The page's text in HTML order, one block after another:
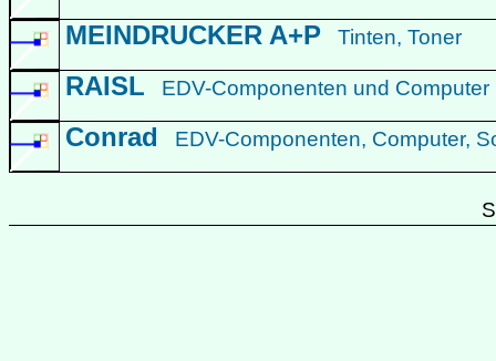
MEINDRUCKER A+P Tinten, Toner
RAISL EDV-Componenten und Computer
Conrad EDV-Componenten, Computer,